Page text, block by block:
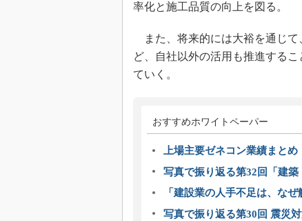
率化と施工品質の向上を図る。
また、将来的には大裕を通じて
ど、自社以外の活用も推進する
ていく。
おすすめホワイトペーパー
上場主要ゼネコン業績まとめ
写真で振り返る第32回「建築
「建設業の人手不足は、な
写真で振り返る第30回 震災